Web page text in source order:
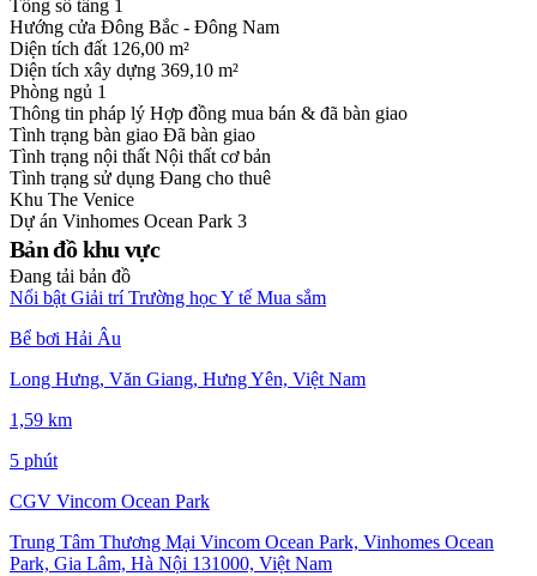
Tổng số tầng 1
Hướng cửa Đông Bắc - Đông Nam
Diện tích đất 126,00 m²
Diện tích xây dựng 369,10 m²
Phòng ngủ 1
Thông tin pháp lý Hợp đồng mua bán & đã bàn giao
Tình trạng bàn giao Đã bàn giao
Tình trạng nội thất Nội thất cơ bản
Tình trạng sử dụng Đang cho thuê
Khu The Venice
Dự án Vinhomes Ocean Park 3
Bản đồ khu vực
Đang tải bản đồ
Nổi bật Giải trí Trường họcY tế Mua sắm
Bể bơi Hải Âu
Long Hưng, Văn Giang, Hưng Yên, Việt Nam
1,59 km
5 phút
CGV Vincom Ocean Park
Trung Tâm Thương Mại Vincom Ocean Park, Vinhomes Ocean
Park, Gia Lâm, Hà Nội 131000, Việt Nam